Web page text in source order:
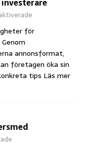
för
annonsformat,
företagen öka sin
tips Läs mer